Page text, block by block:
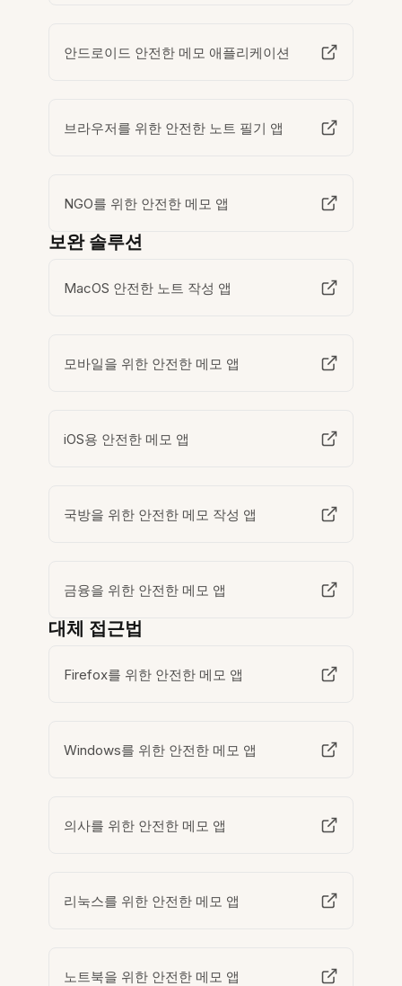
안드로이드 안전한 메모 애플리케이션
브라우저를 위한 안전한 노트 필기 앱
NGO를 위한 안전한 메모 앱
보완 솔루션
MacOS 안전한 노트 작성 앱
모바일을 위한 안전한 메모 앱
iOS용 안전한 메모 앱
국방을 위한 안전한 메모 작성 앱
금융을 위한 안전한 메모 앱
대체 접근법
Firefox를 위한 안전한 메모 앱
Windows를 위한 안전한 메모 앱
의사를 위한 안전한 메모 앱
리눅스를 위한 안전한 메모 앱
노트북을 위한 안전한 메모 앱